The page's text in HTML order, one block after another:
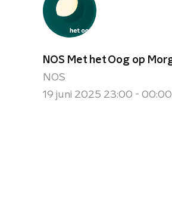
NOS Met het Oog op
NOS
19 juni 2025 23:00 - 00:00